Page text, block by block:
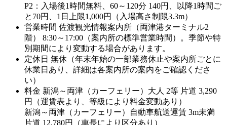
P2：入場後1時間無料、60～120分 140円、以降1時間ご
と70円、1日上限1,000円（入場高さ制限3.3m）
営業時間 佐渡観光情報案内所（両津港ターミナル2
階） 8:30～17:00（案内所の標準営業時間）。季節や特
別期間により変動する場合があります。
定休日 無休（年末年始の一部業務休止や案内所ごとに
休業日あり、詳細は各案内所の案内をご確認くださ
い）
料金 新潟～両津（カーフェリー）大人 2等 片道 3,290
円（運賃表より、等級により料金変動あり）
新潟～両津（カーフェリー）自動車航送運賃 3m未満
片道 12,780円（車長により区分あり）